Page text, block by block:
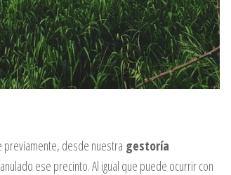
desde nuestra gestoría
ese precinto. Al igual que puede ocurrir con